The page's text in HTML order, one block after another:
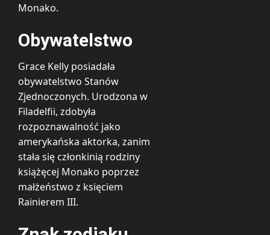
Monako.
Obywatelstwo
Grace Kelly posiadała
obywatelstwo Stanów
Zjednoczonych. Urodzona w
Filadelfii, zdobyła
rozpoznawalność jako
amerykańska aktorka, zanim
stała się członkinią rodziny
książęcej Monako poprzez
małżeństwo z księciem
Rainierem III.